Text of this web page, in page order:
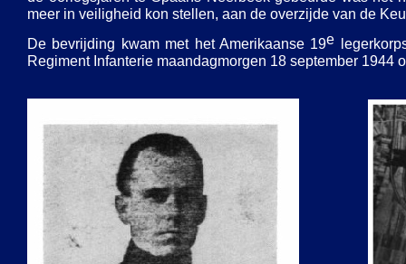
meer in veiligheid kon stellen, aan de overzijde van de
De bevrijding kwam met het Amerikaanse 19e
Regiment Infanterie maandagmorgen 18 september 1944